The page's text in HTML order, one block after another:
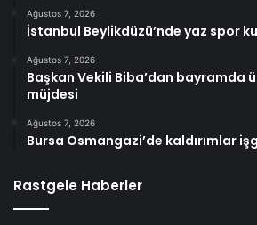
Ağustos 7, 2026
İstanbul Beylikdüzü’nde yaz spor
Ağustos 7, 2026
Başkan Vekili Biba’dan bayramda
müjdesi
Ağustos 7, 2026
Bursa Osmangazi’de kaldırımlar
Rastgele Haberler